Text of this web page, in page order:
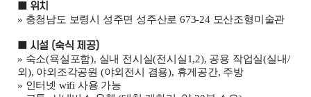
■ 위치
» 충청남도 보령시 성주면 성주산로673-24 모산조형미술관
■ 시설 (숙식 제공)
» 숙소(욕실포함), 실내 전시실(전시실1,2), 공용 작업실(실내/
외 ), 야외조각공원 (야외전시 겸용), 휴게공간, 주방
» 인터넷 wifi 사용 가능